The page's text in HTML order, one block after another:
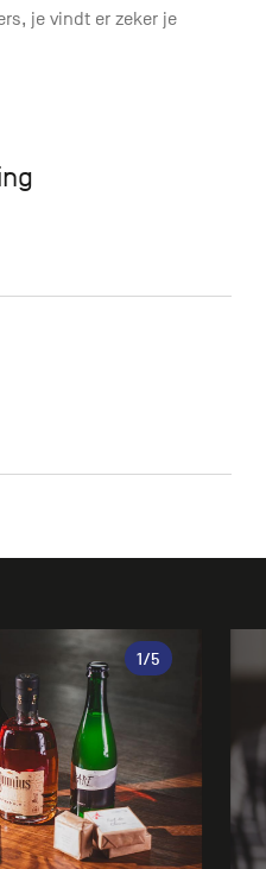
je vindt er zeker je
1/5